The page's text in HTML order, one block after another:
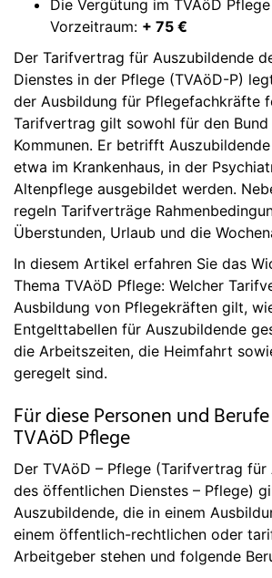
Die Vergütung im TVAöD
Vorzeitraum: + 75 €
Der Tarifvertrag für Auszubildende
Dienstes in der Pflege (TVAöD-P)
der Ausbildung für Pflegefachkräfte
Tarifvertrag gilt sowohl für den Bund
Kommunen. Er betrifft
etwa im Krankenhaus, in der
Altenpflege ausgebildet werden.
regeln Tarifverträge
Überstunden, Urlaub und die
In diesem Artikel erfahren Sie das
Thema TVAöD Pflege: Welcher
Ausbildung von Pflegekräften gilt,
Entgelttabellen für Auszubildende
die Arbeitszeiten, die Heimfahrt
geregelt sind.
Für diese Personen und
TVAöD Pflege
Der TVAöD – Pflege (Tarifvertrag für
des öffentlichen Dienstes – Pflege)
Auszubildende, die in einem
einem öffentlich-rechtlichen oder
Arbeitgeber stehen und folgende